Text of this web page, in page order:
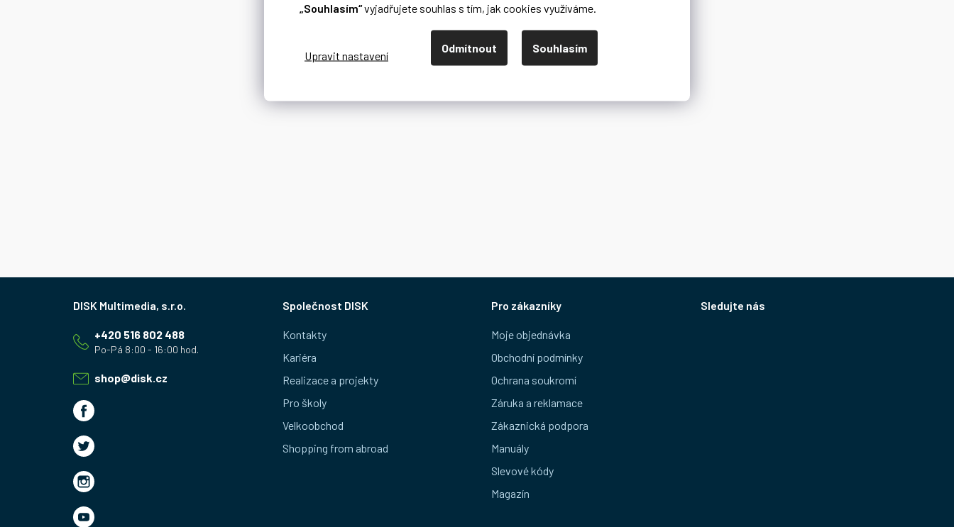
„Souhlasím“vyjadřujete souhlas s tím, jak cookies využíváme.
Odmítnout Souhlasím
shop@disk.cz
+420 516 802 488
Společnost DISK
Kontakty
Kariéra
Realizace a projekty
Pro školy
Velkoobchod
Shopping from abroad
Pro zákazníky
Moje objednávka
Obchodní podmínky
Ochrana soukromí
Záruka a reklamace
Zákaznická podpora
Manuály
Slevové kódy
Magazín
Sledujte nás